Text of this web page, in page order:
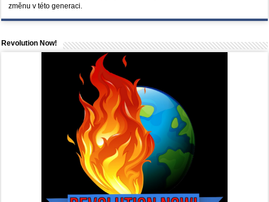
změnu v této generaci.
Revolution Now!